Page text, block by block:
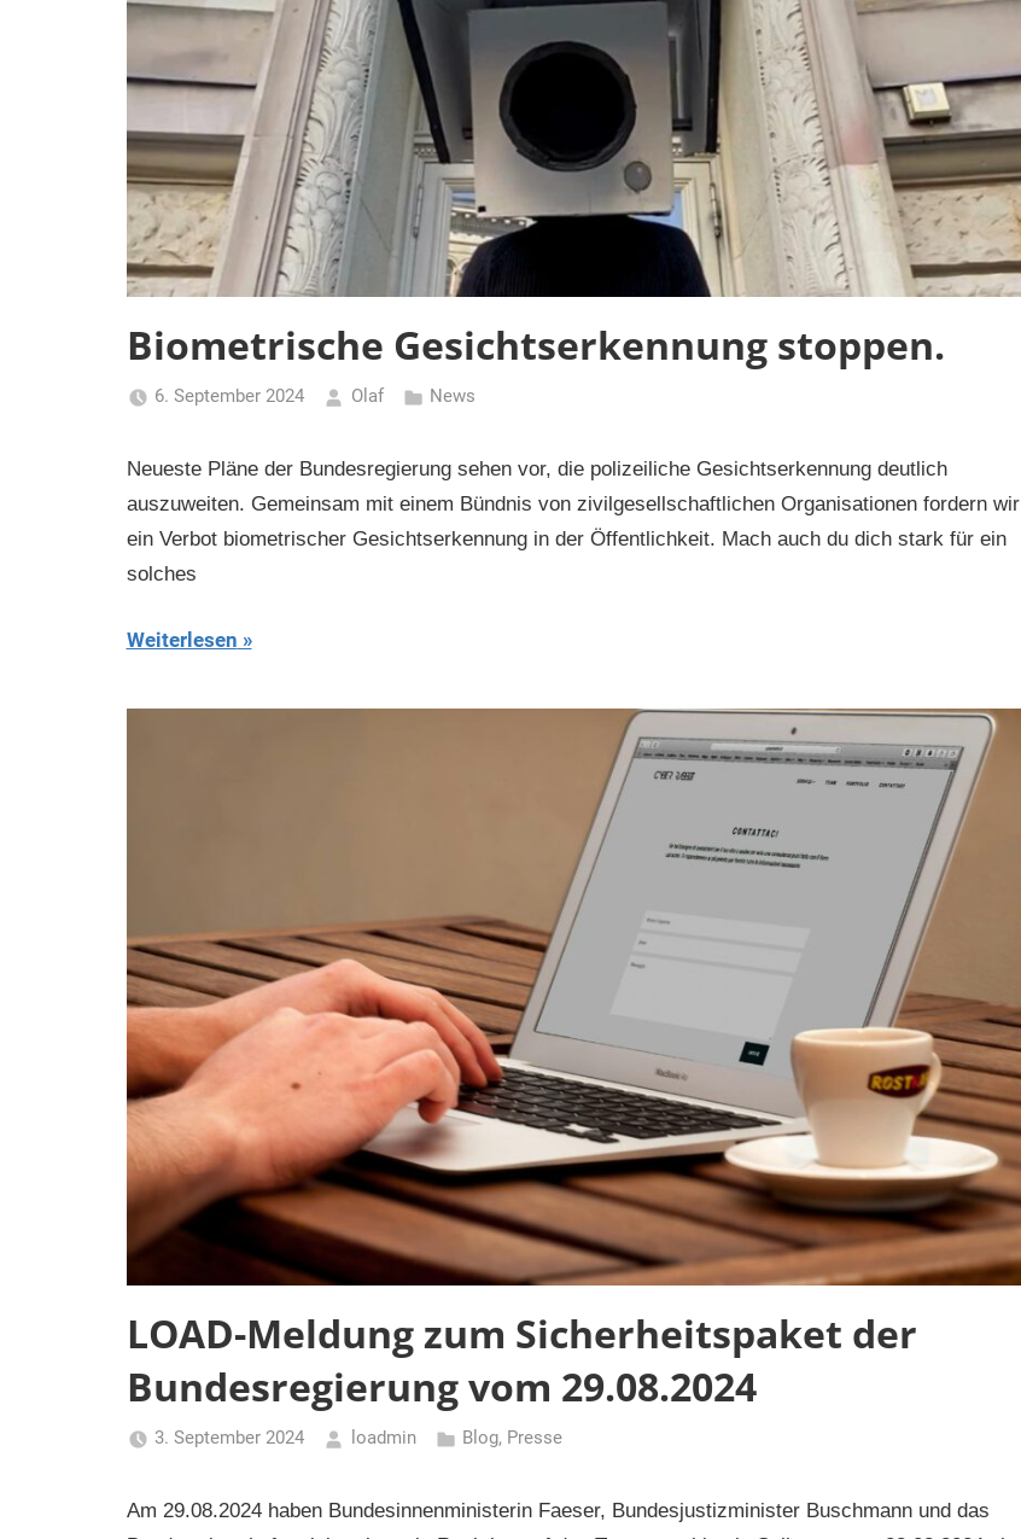
Biometrische Gesichtserkennung stoppen.
6. September 2024 Olaf News
Neueste Pläne der Bundesregierung sehen vor, die polizeiliche Gesichtserkennung deutlich
auszuweiten. Gemeinsam mit einem Bündnis von zivilgesellschaftlichen Organisationen fordern wir
ein Verbot biometrischer Gesichtserkennung in der Öffentlichkeit. Mach auch du dich stark für ein
solches
Weiterlesen
LOAD-Meldung zum Sicherheitspaket der
Bundesregierung vom 29.08.2024
3. September 2024 loadmin Blog, Presse
Am 29.08.2024 haben Bundesinnenministerin Faeser, Bundesjustizminister Buschmann und das